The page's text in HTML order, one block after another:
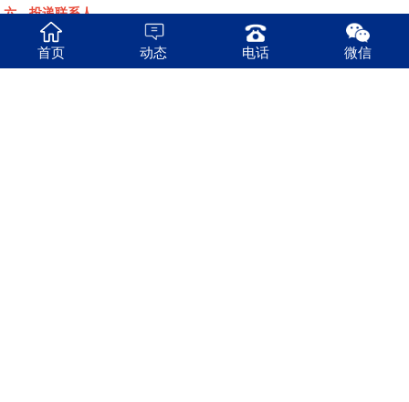
首页 动态 电话 微信
六、投递联系人
研招办联系人：柯老师 0755-88018690